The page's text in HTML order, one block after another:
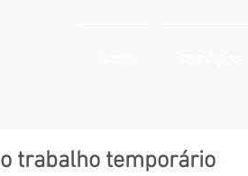
trabalho temporário